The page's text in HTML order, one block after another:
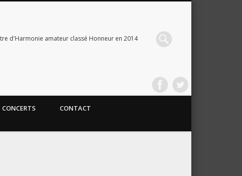
d'Harmonie amateur classé Honneur en 2014
CONTACT